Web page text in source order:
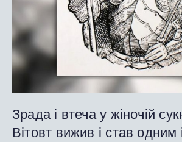
Зрада і втеча у жіночій
Вітовт вижив і став одним